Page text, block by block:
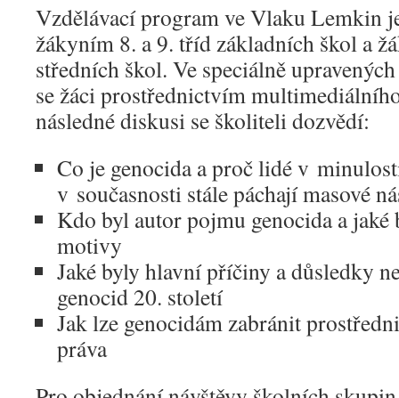
Vzdělávací program ve Vlaku Lemkin
žákyním 8. a 9. tříd základních škol a
středních škol. Ve speciálně
se žáci prostřednictvím
následné diskusi se školiteli dozvědí:
Co je genocida a proč lidé v
v současnosti stále páchají masové
Kdo byl autor pojmu genocida a
motivy
Jaké byly hlavní příčiny a důsledky
genocid 20. století
Jak lze genocidám zabránit
práva